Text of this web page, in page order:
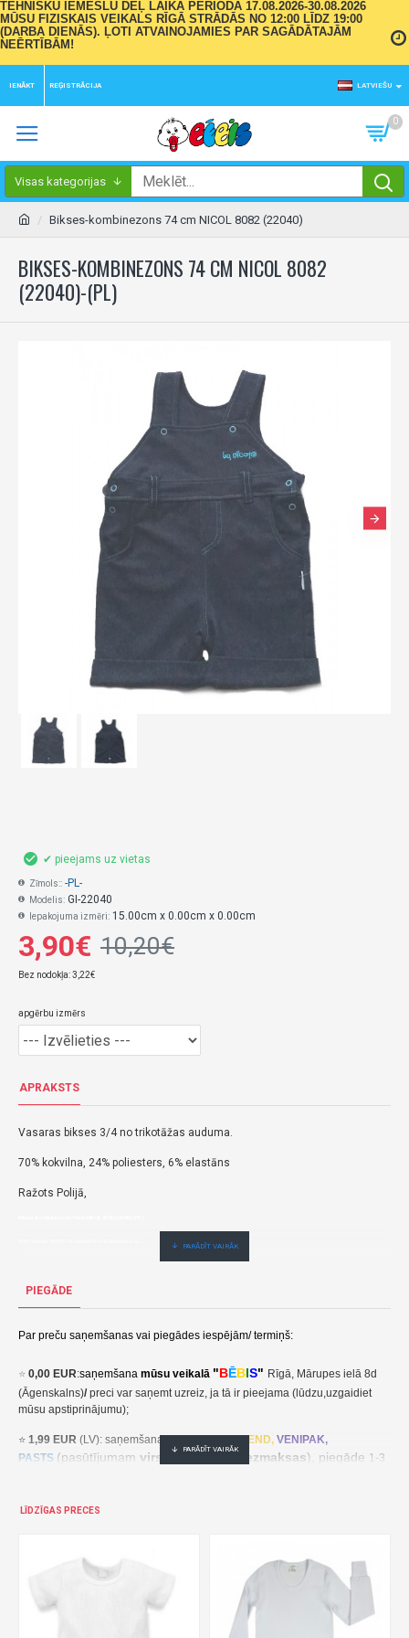
TEHNISKU IEMESLU DĒĻ LAIKA PERIODĀ 17.08.2026-30.08.2026
MŪSU FIZISKAIS VEIKALS RĪGĀ STRĀDĀS NO 12:00 LĪDZ 19:00
(DARBA DIENĀS). ĻOTI ATVAINOJAMIES PAR SAGĀDĀTAJĀM
NEĒRTĪBĀM!
IENĀKT REĢISTRĀCIJA LATVIEŠU
0
Visas kategorijas
Bikses-kombinezons 74 cm NICOL 8082 (22040)
BIKSES-KOMBINEZONS 74 CM NICOL 8082
(22040)-(PL)
3,90€ 10,20€
Bez nodokļa: 3,22€
✔ pieejams uz vietas
Zīmols:: -PL-
Modelis: GI-22040
Iepakojuma izmēri: 15.00cm x 0.00cm x 0.00cm
apgērbu izmērs
APRAKSTS
Vasaras bikses 3/4 no trikotāžas auduma.
70% kokvilna, 24% poliesters, 6% elastāns
Ražots Polijā,
PIEGĀDE
Par preču saņemšanas vai piegādes iespējām/ termiņš:
⭐ 0,00 EUR:saņemšana mūsu veikalā "BĒBIS" Rīgā, Mārupes ielā 8d
(Āgenskalns)/preci var saņemt uzreiz, ja tā ir pieejama (lūdzu,uzgaidiet
mūsu apstiprinājumu);
⭐ 1,99 EUR (LV): saņemšana pakomātā SEND, VENIPAK,
PASTS (pasūtījumam virs 30,00 EUR- bezmaksas), piegāde 1-3
⭐2,49 EUR(LT, EE): saņemšana pakomātā
2,49 EUR kättesaamine pakiautomaadis UNISEND, Udrop,
kohaletoimetamine 2-5 tööpäeva jooksul;
LT: 2,49 EUR gavimas siuntų automate UNISEND, Udrop, LPExpress,
LĪDZĪGAS PRECES